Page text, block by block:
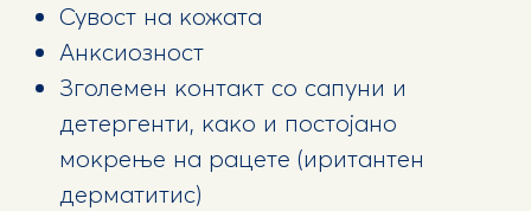
Сувост на кожата
Анксиозност
Зголемен контакт со сапуни и
детергенти, како и постојано
мокрење на рацете (иритантен
дерматитис)